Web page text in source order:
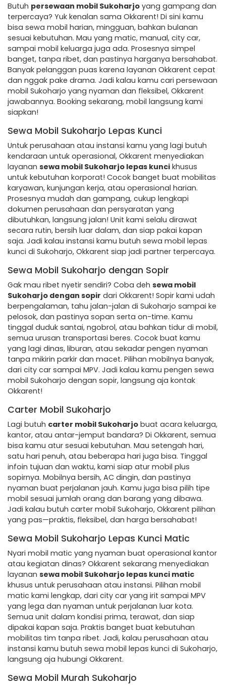
Butuh persewaan mobil Sukoharjo yang gampang dan
terpercaya? Yuk kenalan sama Okkarent! Di sini kamu
bisa sewa mobil harian, mingguan, bahkan bulanan
sesuai kebutuhan. Mau yang matic, manual, city car,
sampai mobil keluarga juga ada. Prosesnya simpel
banget, tanpa ribet, dan pastinya harganya bersahabat.
Banyak pelanggan puas karena layanan Okkarent cepat
dan nggak pake drama. Jadi kalau kamu cari persewaan
mobil Sukoharjo yang nyaman dan fleksibel, Okkarent
jawabannya. Booking sekarang, mobil langsung kami
siapkan!
Sewa Mobil Sukoharjo Lepas Kunci
Untuk perusahaan atau instansi kamu yang lagi butuh
kendaraan untuk operasional, Okkarent menyediakan
layanan sewa mobil Sukoharjo lepas kunci khusus
untuk kebutuhan korporat! Cocok banget buat mobilitas
karyawan, kunjungan kerja, atau operasional harian.
Prosesnya mudah dan gampang, cukup lengkapi
dokumen perusahaan dan persyaratan yang
dibutuhkan, langsung jalan! Unit kami selalu dirawat
secara rutin, bersih luar dalam, dan siap pakai kapan
saja. Jadi kalau instansi kamu butuh sewa mobil lepas
kunci di Sukoharjo, Okkarent siap jadi partner terpercaya.
Sewa Mobil Sukoharjo dengan Sopir
Gak mau ribet nyetir sendiri? Coba deh sewa mobil
Sukoharjo dengan sopir dari Okkarent! Sopir kami udah
berpengalaman, tahu jalan-jalan di Sukoharjo sampai ke
pelosok, dan pastinya sopan serta on-time. Kamu
tinggal duduk santai, ngobrol, atau bahkan tidur di mobil,
semua urusan transportasi beres. Cocok buat kamu
yang lagi dinas, liburan, atau sekadar pengen nyaman
tanpa mikirin parkir dan macet. Pilihan mobilnya banyak,
dari city car sampai MPV. Jadi kalau kamu pengen sewa
mobil Sukoharjo dengan sopir, langsung aja kontak
Okkarent!
Carter Mobil Sukoharjo
Lagi butuh carter mobil Sukoharjo buat acara keluarga,
kantor, atau antar-jemput bandara? Di Okkarent, semua
bisa kamu atur sesuai kebutuhan. Mau setengah hari,
satu hari penuh, atau beberapa hari juga bisa. Tinggal
infoin tujuan dan waktu, kami siap atur mobil plus
sopirnya. Mobilnya bersih, AC dingin, dan pastinya
nyaman buat perjalanan jauh. Kamu juga bisa pilih tipe
mobil sesuai jumlah orang dan barang yang dibawa.
Jadi kalau butuh carter mobil Sukoharjo, Okkarent pilihan
yang pas—praktis, fleksibel, dan harga bersahabat!
Sewa Mobil Sukoharjo Lepas Kunci Matic
Nyari mobil matic yang nyaman buat operasional kantor
atau kegiatan dinas? Okkarent sekarang menyediakan
layanan sewa mobil Sukoharjo lepas kunci matic
khusus untuk perusahaan atau instansi. Pilihan mobil
matic kami lengkap, dari city car yang irit sampai MPV
yang lega dan nyaman untuk perjalanan luar kota.
Semua unit dalam kondisi prima, terawat, dan siap
dipakai kapan saja. Praktis banget buat kebutuhan
mobilitas tim tanpa ribet. Jadi, kalau perusahaan atau
instansi kamu butuh sewa mobil lepas kunci di Sukoharjo,
langsung aja hubungi Okkarent.
Sewa Mobil Murah Sukoharjo